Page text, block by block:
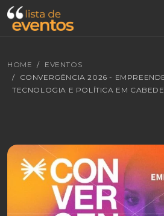
HOME
EVENTOS
CONVERGÊNCIA 2026 -
TECNOLOGIA E POLÍTICA EM